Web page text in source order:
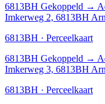
6813BH Gekoppeld →
Imkerweg 2, 6813BH
6813BH · Perceelkaart
6813BH Gekoppeld →
Imkerweg 3, 6813BH
6813BH · Perceelkaart